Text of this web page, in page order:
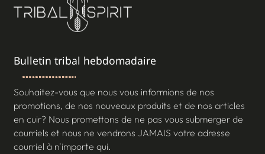
Bulletin tribal hebdomadaire
Souhaitez-vous que nous vous informions de nos
promotions, de nos nouveaux produits et de nos articles
en cuir? Nous promettons de ne pas vous submerger de
courriels et nous ne vendrons JAMAIS votre adresse
courriel à n'importe qui.